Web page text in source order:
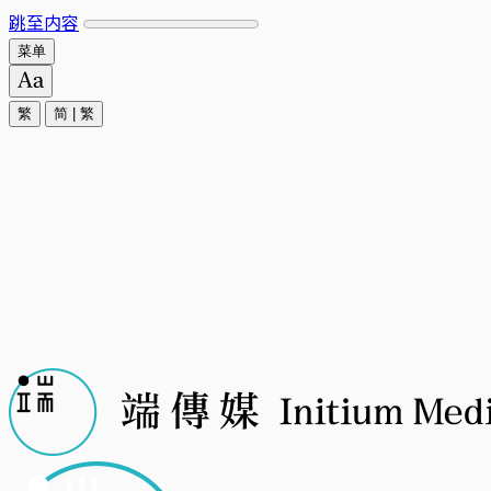
跳至内容
菜单
繁 简 繁